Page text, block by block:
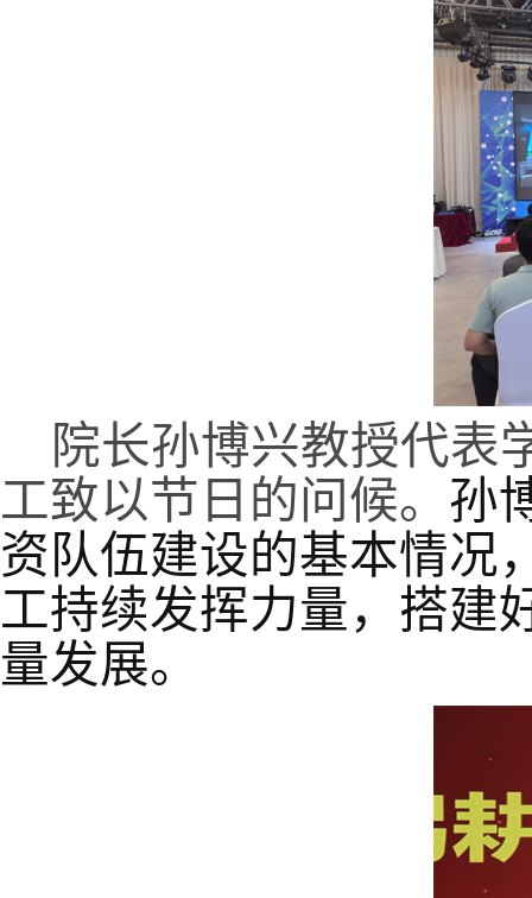
院长孙博兴教授代表
工致以节日的问候。 孙
资队伍建设的基本情况
工持续发挥力量，搭建
量发展。